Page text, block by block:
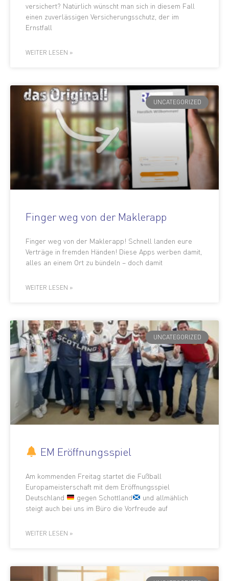
versichert? Natürlich wünscht man sich in diesem Fall
einen zuverlässigen Versicherungsschutz, der im
Ernstfall
WEITER LESEN »
UNCATEGORIZED
Finger weg von der Maklerapp
Finger weg von der Maklerapp! Schnell landen eure
Verträge in fremden Händen! Diese Apps werben damit,
alles an einem Ort zu bündeln – doch damit
WEITER LESEN »
UNCATEGORIZED
EM Eröffnungsspiel
Am kommenden Freitag startet die Fußball
Europameisterschaft mit dem Eröffnungsspiel
Deutschland
gegen Schottland
und allmählich
steigt auch bei uns im Büro die Vorfreude auf
WEITER LESEN »